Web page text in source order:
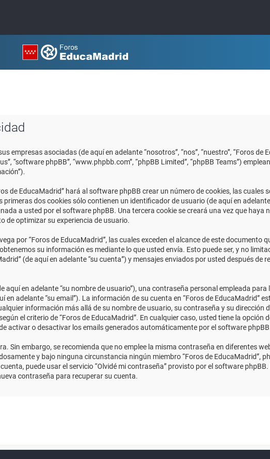
empresas asociadas (de aquí en adelante “nosotros”, “nos”, “nuestro”, “Foros de
“software phpBB”, “www.phpbb.com”, “phpBB Limited”, “phpBB Teams”)
de EducaMadrid” hará al software phpBB crear un número de cookies, las cuales
dos cookies sólo contienen un identificador de usuario (de aquí en
a usted por el software phpBB. Una tercera cookie se creará una vez que haya
de optimizar su experiencia de usuario.
por “Foros de EducaMadrid”, las cuales exceden el alcance de este documento
su información es mediante lo que usted envía. Esto puede ser, y no
(de aquí en adelante “su cuenta”) y mensajes enviados por usted después de
en adelante “su nombre de usuario”), una contraseña personal empleada
adelante “su email”). La información de su cuenta en “Foros de EducaMadrid”
información más allá de su nombre de usuario, su contraseña y su dirección
el criterio de “Foros de EducaMadrid”. En cualquier caso, usted tiene la opción
activar o desactivar los emails generados automáticamente por el software
Sin embargo, se recomienda que no emplee la misma contraseña en diferentes
y bajo ninguna circunstancia ningún miembro “Foros de EducaMadrid”,
puede usar el servicio “Olvidé mi contraseña” provisto por el software
contraseña para recuperar su cuenta.